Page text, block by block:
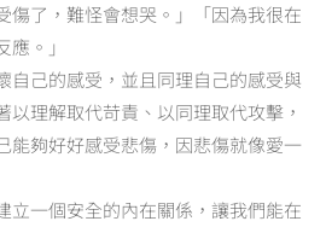
傷了，難怪會想哭。」「因為我很在
。」
自己的感受，並且同理自己的感受與
以理解取代苛責、以同理取代攻擊，
能夠好好感受悲傷，因悲傷就像愛一
立一個安全的內在關係，讓我們能在